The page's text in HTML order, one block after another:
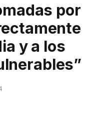
por
y a los